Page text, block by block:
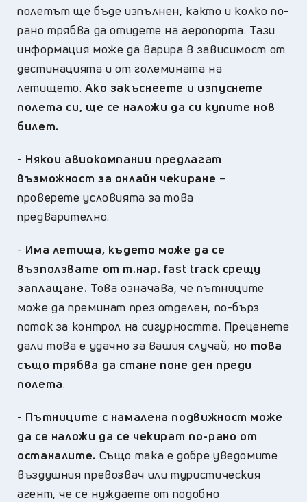
полетът ще бъде изпълнен, както и колко по-
рано трябва да отидете на аеропорта. Тази
информация може да варира в зависимост от
дестинацията и от големината на
летището. Ако закъснеете и изпуснете
полета си, ще се наложи да си купите нов
билет.
- Някои авиокомпании предлагат
възможност за онлайн чекиране –
проверете условията за това
предварително.
- Има летища, където може да се
възползвате от т.нар. fast track срещу
заплащане. Това означава, че пътниците
може да преминат през отделен, по-бърз
поток за контрол на сигурността. Преценете
дали това е удачно за вашия случай, но това
също трябва да стане поне ден преди
полета.
- Пътниците с намалена подвижност може
да се наложи да се чекират по-рано от
останалите. Също така е добре уведомите
въздушния превозвач или туристическия
агент, че се нуждаете от подобно